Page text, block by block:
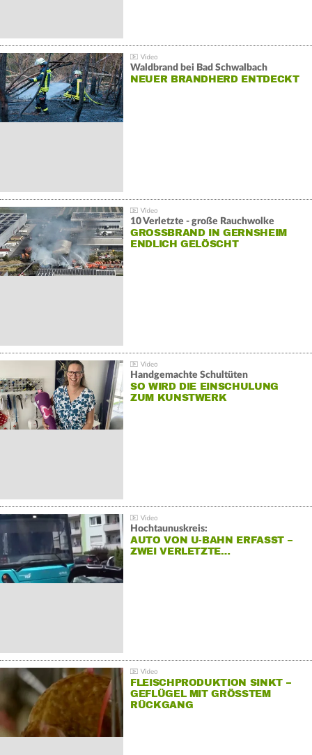
Waldbrand bei Bad Schwalbach
NEUER BRANDHERD ENTDECKT
10 Verletzte - große Rauchwolke
GROSSBRAND IN GERNSHEIM E
NDLICH GELÖSCHT
Handgemachte Schultüten
SO WIRD DIE EINSCHULUNG
ZUM KUNSTWERK
Hochtaunuskreis:
AUTO VON U-BAHN ERFASST –
ZWEI VERLETZTE…
FLEISCHPRODUKTION SINKT –
GEFLÜGEL MIT GRÖSSTEM R
ÜCKGANG